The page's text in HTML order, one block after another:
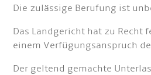
Die zulässige Berufung ist
Das Landgericht hat zu Recht
einem Verfügungsanspruch
Der geltend gemachte